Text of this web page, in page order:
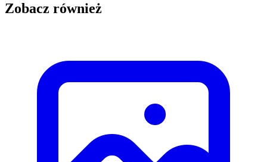
Zobacz również